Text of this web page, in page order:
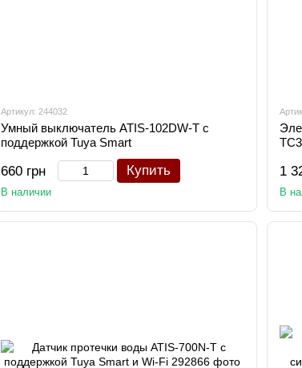
Артикул: 244032
Умный выключатель ATIS-102DW-T с
поддержкой Tuya Smart
660 грн Купить
В наличии
1
В